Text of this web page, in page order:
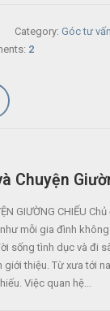
Category: Góc tư vấn
2
Chuyện
GIƯỜNG CHIẾU
mỗi gia đình
sống tình dục và đi
thiệu. Từ xưa tới
Việc quan hệ...